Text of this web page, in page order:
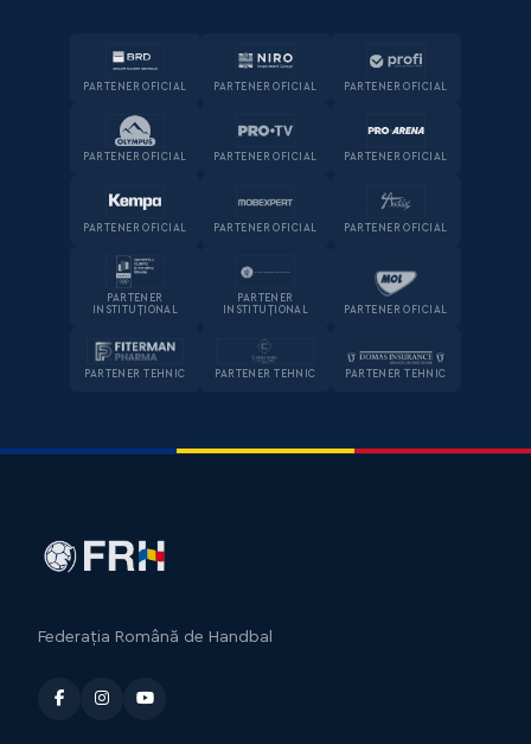
PARTENER OFICIAL PARTENER OFICIAL PARTENER OFICIAL
PARTENER OFICIAL PARTENER OFICIAL PARTENER OFICIAL
PARTENER OFICIAL PARTENER OFICIAL PARTENER OFICIAL
PARTENER
INSTITUȚIONAL
PARTENER
INSTITUȚIONAL
PARTENER OFICIAL
PARTENER TEHNIC PARTENER TEHNIC PARTENER TEHNIC
Federația Română de Handbal